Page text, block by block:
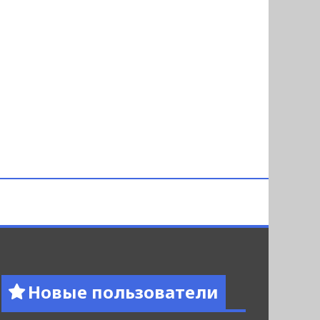
Новые пользователи